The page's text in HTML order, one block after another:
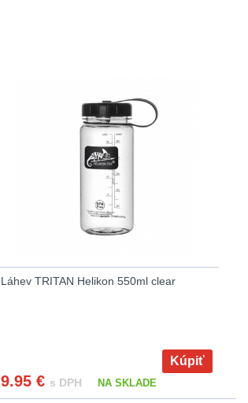
Láhev TRITAN Helikon 550ml clear
Kúpiť
9.95 € s DPH NA SKLADE